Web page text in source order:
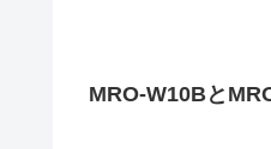
MRO-W10Bと